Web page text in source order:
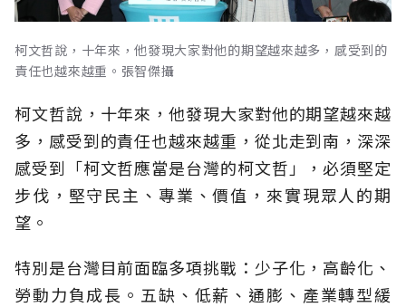
柯文哲說，十年來，他發現大家對他的期望越來越多，感受到的
責任也越來越重。張智傑攝
柯文哲說，十年來，他發現大家對他的期望越來越
多，感受到的責任也越來越重，從北走到南，深深
感受到「柯文哲應當是台灣的柯文哲」，必須堅定
步伐，堅守民主、專業、價值，來實現眾人的期
望。
特別是台灣目前面臨多項挑戰：少子化，高齡化、
勞動力負成長。五缺、低薪、通膨、產業轉型緩